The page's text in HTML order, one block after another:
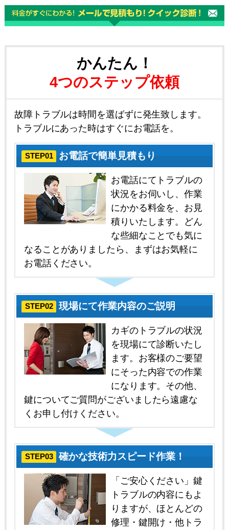
かんたん！
4つのステップ依頼
故障トラブルは時間を選ばずに発生致します。
トラブルにあった時はすぐにお電話を。
STEP01 お電話で簡単見積もり
お電話にてトラブルの
状況をお伺いし、作業
にかかる料金を、お見
積りいたします。どん
な些細なことでも気に
なることがありましたら、まずはお気軽に
お電話ください。
STEP02 現場にて作業内容のご説明
カギのトラブルの状況
を現場にて診断いたし
ます。お客様のご要望
にそった内容での作業
になります。その他、
鍵についてご質問がございましたら遠慮な
くお申し付けください。
STEP03 確かな技術力スピード作業！
「ご安心ください」鍵
トラブルの内容にもよ
りますが、ほとんどの
修理・鍵開け・他トラ